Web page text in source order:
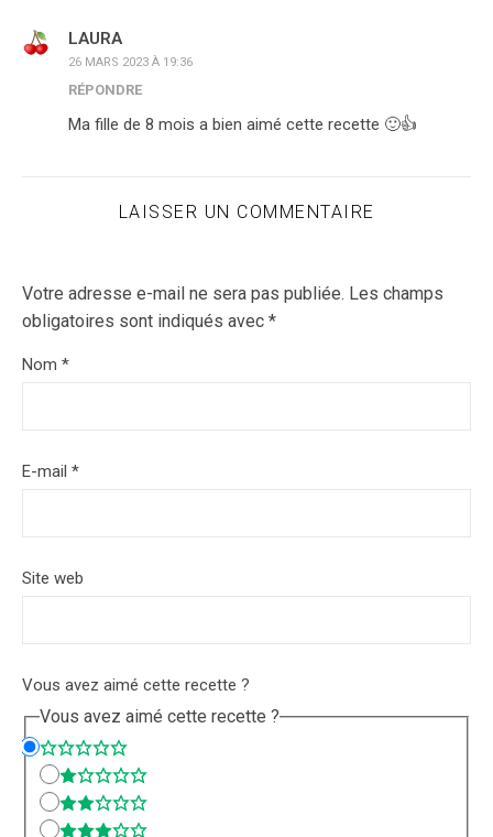
LAURA
26 MARS 2023 À 19:36
RÉPONDRE
Ma fille de 8 mois a bien aimé cette recette 🙂👍
LAISSER UN COMMENTAIRE
Votre adresse e-mail ne sera pas publiée. Les champs
obligatoires sont indiqués avec *
Nom *
E-mail *
Site web
Vous avez aimé cette recette ?
Vous avez aimé cette recette ?